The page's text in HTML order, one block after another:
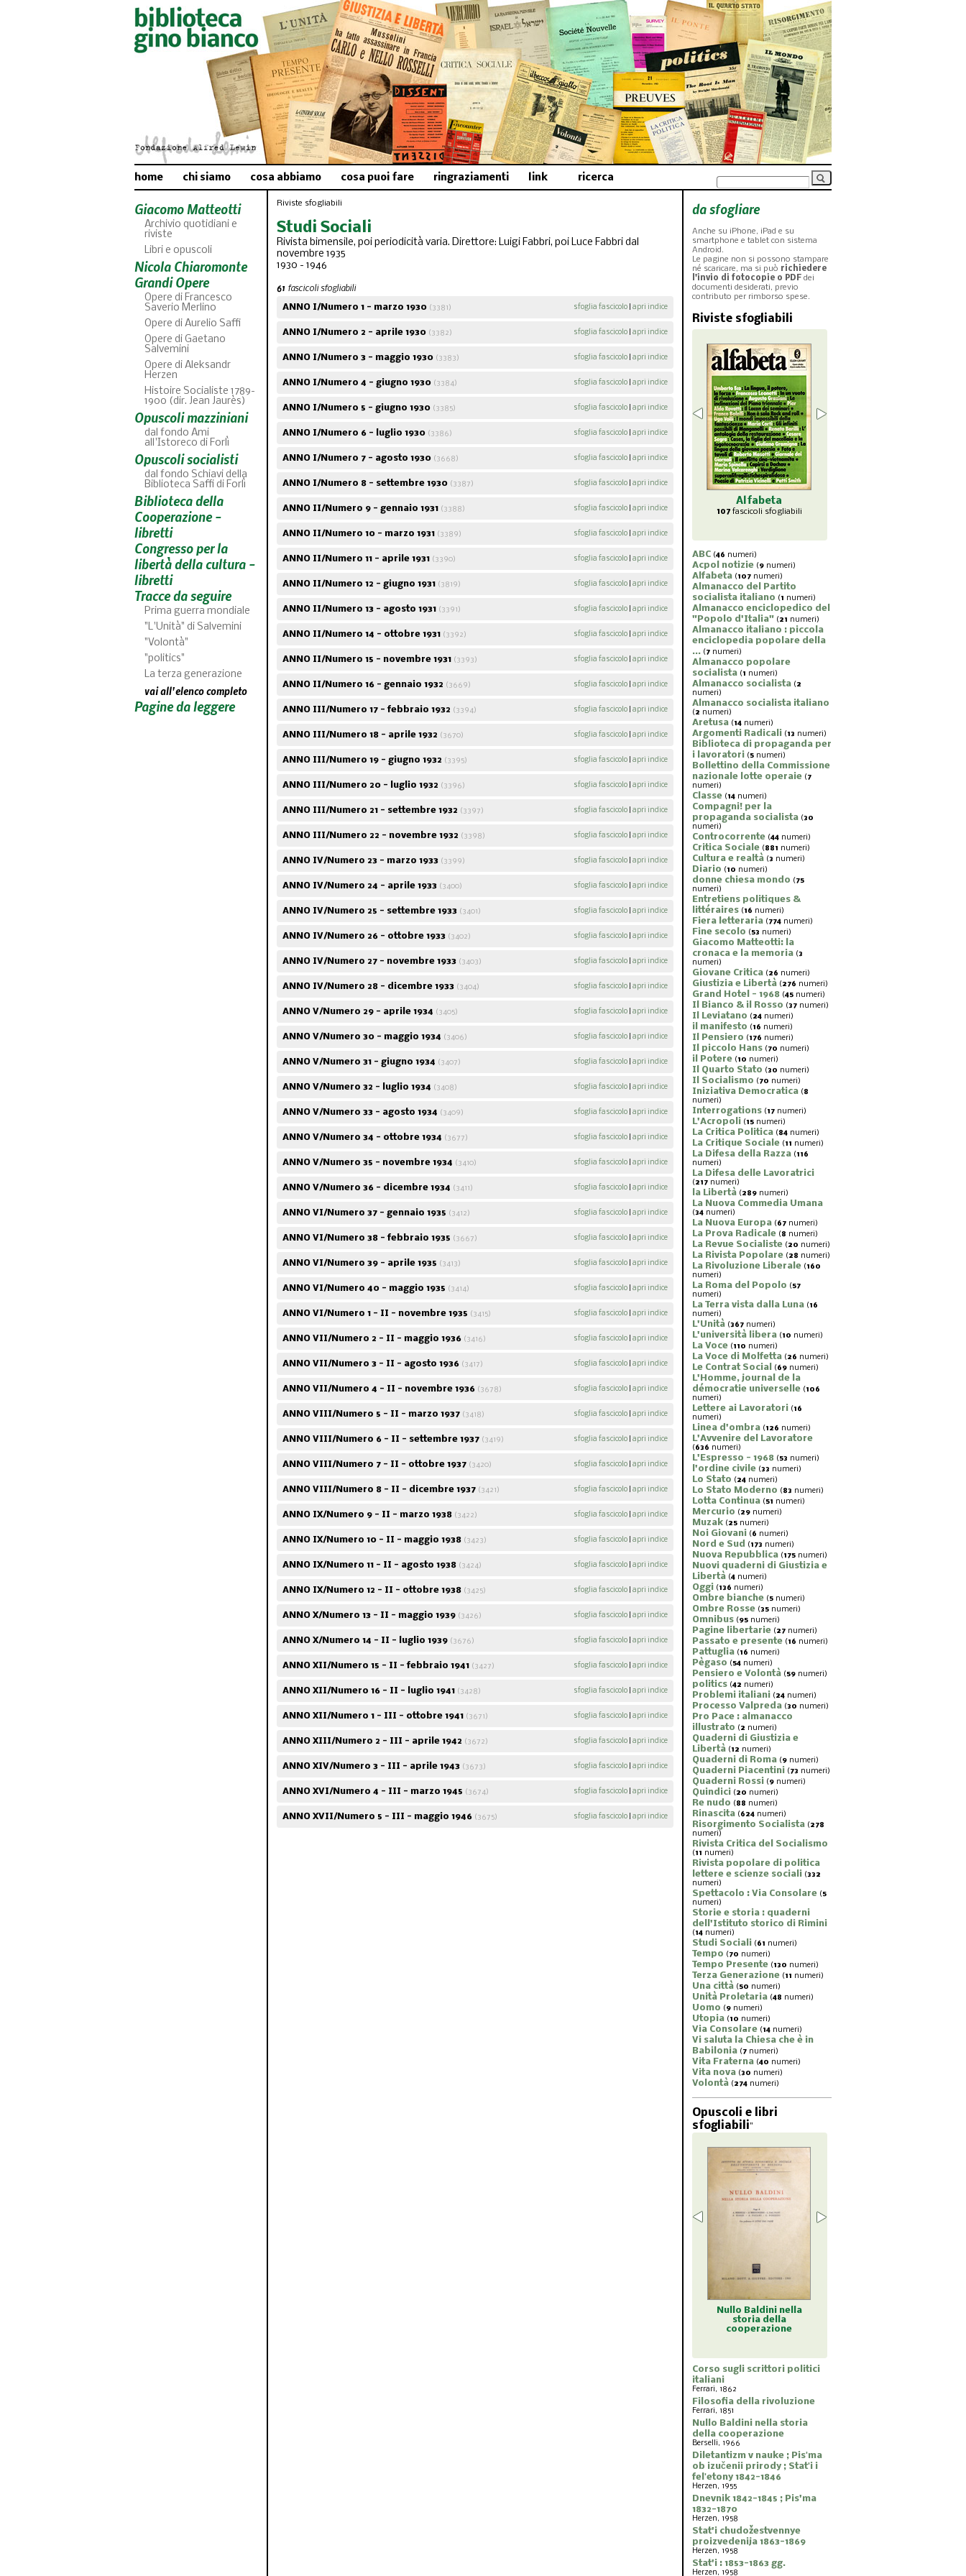
home chi siamo cosa abbiamo cosa puoi fare ringraziamenti link ricerca
Giacomo Matteotti
Archivio quotidiani e
riviste
Libri e opuscoli
Nicola Chiaromonte
Grandi Opere
Opere di Francesco
Saverio Merlino
Opere di Aurelio Saffi
Opere di Gaetano
Salvemini
Opere di Aleksandr
Herzen
Histoire Socialiste 1789-
1900 (dir. Jean Jaurès)
Opuscoli mazziniani
dal fondo Ami
all'Istoreco di Forlì
Opuscoli socialisti
dal fondo Schiavi della
Biblioteca Saffi di Forlì
Biblioteca della
Cooperazione -
libretti
Congresso per la
libertà della cultura -
libretti
Tracce da seguire
Prima guerra mondiale
"L'Unità" di Salvemini
"Volontà"
"politics"
La terza generazione
vai all'elenco completo
Pagine da leggere
Riviste sfogliabili
Studi Sociali
Rivista bimensile, poi periodicità varia. Direttore: Luigi Fabbri, poi Luce Fabbri dal
novembre 1935
1930 - 1946
61 fascicoli sfogliabili
sfoglia fascicolo apri indice
ANNO I/Numero 1 - marzo 1930 (3381)
sfoglia fascicolo apri indice
ANNO I/Numero 2 - aprile 1930 (3382)
sfoglia fascicolo apri indice
ANNO I/Numero 3 - maggio 1930 (3383)
sfoglia fascicolo apri indice
ANNO I/Numero 4 - giugno 1930 (3384)
sfoglia fascicolo apri indice
ANNO I/Numero 5 - giugno 1930 (3385)
sfoglia fascicolo apri indice
ANNO I/Numero 6 - luglio 1930 (3386)
sfoglia fascicolo apri indice
ANNO I/Numero 7 - agosto 1930 (3668)
sfoglia fascicolo apri indice
ANNO I/Numero 8 - settembre 1930 (3387)
sfoglia fascicolo apri indice
ANNO II/Numero 9 - gennaio 1931 (3388)
sfoglia fascicolo apri indice
ANNO II/Numero 10 - marzo 1931 (3389)
sfoglia fascicolo apri indice
ANNO II/Numero 11 - aprile 1931 (3390)
sfoglia fascicolo apri indice
ANNO II/Numero 12 - giugno 1931 (3819)
sfoglia fascicolo apri indice
ANNO II/Numero 13 - agosto 1931 (3391)
sfoglia fascicolo apri indice
ANNO II/Numero 14 - ottobre 1931 (3392)
sfoglia fascicolo apri indice
ANNO II/Numero 15 - novembre 1931 (3393)
sfoglia fascicolo apri indice
ANNO II/Numero 16 - gennaio 1932 (3669)
sfoglia fascicolo apri indice
ANNO III/Numero 17 - febbraio 1932 (3394)
sfoglia fascicolo apri indice
ANNO III/Numero 18 - aprile 1932 (3670)
sfoglia fascicolo apri indice
ANNO III/Numero 19 - giugno 1932 (3395)
sfoglia fascicolo apri indice
ANNO III/Numero 20 - luglio 1932 (3396)
sfoglia fascicolo apri indice
ANNO III/Numero 21 - settembre 1932 (3397)
sfoglia fascicolo apri indice
ANNO III/Numero 22 - novembre 1932 (3398)
sfoglia fascicolo apri indice
ANNO IV/Numero 23 - marzo 1933 (3399)
sfoglia fascicolo apri indice
ANNO IV/Numero 24 - aprile 1933 (3400)
sfoglia fascicolo apri indice
ANNO IV/Numero 25 - settembre 1933 (3401)
sfoglia fascicolo apri indice
ANNO IV/Numero 26 - ottobre 1933 (3402)
sfoglia fascicolo apri indice
ANNO IV/Numero 27 - novembre 1933 (3403)
sfoglia fascicolo apri indice
ANNO IV/Numero 28 - dicembre 1933 (3404)
sfoglia fascicolo apri indice
ANNO V/Numero 29 - aprile 1934 (3405)
sfoglia fascicolo apri indice
ANNO V/Numero 30 - maggio 1934 (3406)
sfoglia fascicolo apri indice
ANNO V/Numero 31 - giugno 1934 (3407)
sfoglia fascicolo apri indice
ANNO V/Numero 32 - luglio 1934 (3408)
sfoglia fascicolo apri indice
ANNO V/Numero 33 - agosto 1934 (3409)
sfoglia fascicolo apri indice
ANNO V/Numero 34 - ottobre 1934 (3677)
sfoglia fascicolo apri indice
ANNO V/Numero 35 - novembre 1934 (3410)
sfoglia fascicolo apri indice
ANNO V/Numero 36 - dicembre 1934 (3411)
sfoglia fascicolo apri indice
ANNO VI/Numero 37 - gennaio 1935 (3412)
sfoglia fascicolo apri indice
ANNO VI/Numero 38 - febbraio 1935 (3667)
sfoglia fascicolo apri indice
ANNO VI/Numero 39 - aprile 1935 (3413)
sfoglia fascicolo apri indice
ANNO VI/Numero 40 - maggio 1935 (3414)
sfoglia fascicolo apri indice
ANNO VI/Numero 1 - II - novembre 1935 (3415)
sfoglia fascicolo apri indice
ANNO VII/Numero 2 - II - maggio 1936 (3416)
sfoglia fascicolo apri indice
ANNO VII/Numero 3 - II - agosto 1936 (3417)
sfoglia fascicolo apri indice
ANNO VII/Numero 4 - II - novembre 1936 (3678)
sfoglia fascicolo apri indice
ANNO VIII/Numero 5 - II - marzo 1937 (3418)
sfoglia fascicolo apri indice
ANNO VIII/Numero 6 - II - settembre 1937 (3419)
sfoglia fascicolo apri indice
ANNO VIII/Numero 7 - II - ottobre 1937 (3420)
sfoglia fascicolo apri indice
ANNO VIII/Numero 8 - II - dicembre 1937 (3421)
sfoglia fascicolo apri indice
ANNO IX/Numero 9 - II - marzo 1938 (3422)
sfoglia fascicolo apri indice
ANNO IX/Numero 10 - II - maggio 1938 (3423)
sfoglia fascicolo apri indice
ANNO IX/Numero 11 - II - agosto 1938 (3424)
sfoglia fascicolo apri indice
ANNO IX/Numero 12 - II - ottobre 1938 (3425)
sfoglia fascicolo apri indice
ANNO X/Numero 13 - II - maggio 1939 (3426)
sfoglia fascicolo apri indice
ANNO X/Numero 14 - II - luglio 1939 (3676)
sfoglia fascicolo apri indice
ANNO XII/Numero 15 - II - febbraio 1941 (3427)
sfoglia fascicolo apri indice
ANNO XII/Numero 16 - II - luglio 1941 (3428)
sfoglia fascicolo apri indice
ANNO XII/Numero 1 - III - ottobre 1941 (3671)
sfoglia fascicolo apri indice
ANNO XIII/Numero 2 - III - aprile 1942 (3672)
sfoglia fascicolo apri indice
ANNO XIV/Numero 3 - III - aprile 1943 (3673)
sfoglia fascicolo apri indice
ANNO XVI/Numero 4 - III - marzo 1945 (3674)
sfoglia fascicolo apri indice
ANNO XVII/Numero 5 - III - maggio 1946 (3675)
da sfogliare
Anche su iPhone, iPad e su
smartphone e tablet con sistema
Android.
Le pagine non si possono stampare
né scaricare, ma si può richiedere
l'invio di fotocopie o PDF dei
documenti desiderati, previo
contributo per rimborso spese.
Riviste sfogliabili
46fascicoli sfogliabili 107fascicoli sfogliabili
Almanacco del
1fascicoli sfogliabili
ABC (46 numeri)
Acpol notizie (9 numeri)
Alfabeta (107 numeri)
Almanacco del Partito
socialista italiano (1 numeri)
Almanacco enciclopedico del
"Popolo d'Italia" (21 numeri)
Almanacco italiano : piccola
enciclopedia popolare della
... (7 numeri)
Almanacco popolare
socialista (1 numeri)
Almanacco socialista (2
numeri)
Almanacco socialista italiano
(2 numeri)
Aretusa (14 numeri)
Argomenti Radicali (13 numeri)
Biblioteca di propaganda per
i lavoratori (5 numeri)
Bollettino della Commissione
nazionale lotte operaie (7
numeri)
Classe (14 numeri)
Compagni! per la
propaganda socialista (30
numeri)
Controcorrente (44 numeri)
Critica Sociale (881 numeri)
Cultura e realtà (3 numeri)
Diario (10 numeri)
donne chiesa mondo (75
numeri)
Entretiens politiques &
littéraires (16 numeri)
Fiera letteraria (774 numeri)
Fine secolo (53 numeri)
Giacomo Matteotti: la
cronaca e la memoria (3
numeri)
Giovane Critica (26 numeri)
Giustizia e Libertà (276 numeri)
Grand Hotel - 1968 (45 numeri)
Il Bianco & il Rosso (37 numeri)
Il Leviatano (24 numeri)
il manifesto (16 numeri)
Il Pensiero (176 numeri)
Il piccolo Hans (70 numeri)
il Potere (10 numeri)
Il Quarto Stato (30 numeri)
Il Socialismo (70 numeri)
Iniziativa Democratica (8
numeri)
Interrogations (17 numeri)
L'Acropoli (15 numeri)
La Critica Politica (84 numeri)
La Critique Sociale (11 numeri)
La Difesa della Razza (116
numeri)
La Difesa delle Lavoratrici
(217 numeri)
la Libertà (289 numeri)
La Nuova Commedia Umana
(34 numeri)
La Nuova Europa (67 numeri)
La Prova Radicale (8 numeri)
La Revue Socialiste (20 numeri)
La Rivista Popolare (28 numeri)
La Rivoluzione Liberale (160
numeri)
La Roma del Popolo (57
numeri)
La Terra vista dalla Luna (16
numeri)
L'Unità (367 numeri)
L'università libera (10 numeri)
La Voce (110 numeri)
La Voce di Molfetta (26 numeri)
Le Contrat Social (69 numeri)
L'Homme, journal de la
démocratie universelle (106
numeri)
Lettere ai Lavoratori (16
numeri)
Linea d'ombra (126 numeri)
L'Avvenire del Lavoratore
(636 numeri)
L'Espresso - 1968 (53 numeri)
l'ordine civile (33 numeri)
Lo Stato (24 numeri)
Lo Stato Moderno (83 numeri)
Lotta Continua (51 numeri)
Mercurio (29 numeri)
Muzak (25 numeri)
Noi Giovani (6 numeri)
Nord e Sud (173 numeri)
Nuova Repubblica (175 numeri)
Nuovi quaderni di Giustizia e
Libertà (4 numeri)
Oggi (136 numeri)
Ombre bianche (5 numeri)
Ombre Rosse (35 numeri)
Omnibus (95 numeri)
Pagine libertarie (27 numeri)
Passato e presente (16 numeri)
Pattuglia (16 numeri)
Pègaso (54 numeri)
Pensiero e Volontà (59 numeri)
politics (42 numeri)
Problemi italiani (24 numeri)
Processo Valpreda (30 numeri)
Pro Pace : almanacco
illustrato (2 numeri)
Quaderni di Giustizia e
Libertà (12 numeri)
Quaderni di Roma (9 numeri)
Quaderni Piacentini (73 numeri)
Quaderni Rossi (9 numeri)
Quindici (20 numeri)
Re nudo (88 numeri)
Rinascita (624 numeri)
Risorgimento Socialista (278
numeri)
Rivista Critica del Socialismo
(11 numeri)
Rivista popolare di politica
lettere e scienze sociali (332
numeri)
Spettacolo : Via Consolare (5
numeri)
Storie e storia : quaderni
dell'Istituto storico di Rimini
(14 numeri)
Studi Sociali (61 numeri)
Tempo (70 numeri)
Tempo Presente (130 numeri)
Terza Generazione (11 numeri)
Una città (50 numeri)
Unità Proletaria (48 numeri)
Uomo (9 numeri)
Utopia (10 numeri)
Via Consolare (14 numeri)
Vi saluta la Chiesa che è in
Babilonia (7 numeri)
Vita Fraterna (40 numeri)
Vita nova (30 numeri)
Volontà (274 numeri)
Opuscoli e libri
sfogliabili"
Diletantizm v nauke ;
Pisʹma ob izučenii
prirody ; Statʹi i
Corso sugli scrittori politici
italiani
Ferrari, 1862
Filosofia della rivoluzione
Ferrari, 1851
Nullo Baldini nella storia
della cooperazione
Berselli, 1966
Diletantizm v nauke ; Pisʹma
ob izučenii prirody ; Statʹi i
felʹetony 1842-1846
Herzen, 1955
Dnevnik 1842-1845 ; Pis'ma
1832-1870
Herzen, 1958
Stat'i chudožestvennye
proizvedenija 1863-1869
Herzen, 1958
Stat'i : 1853-1863 gg.
Herzen, 1958